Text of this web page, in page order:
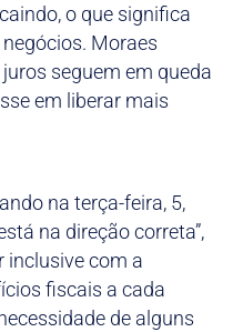
o que significa
Moraes
seguem em queda
em liberar mais
na terça-feira, 5,
na direção correta”,
inclusive com a
fiscais a cada
de alguns